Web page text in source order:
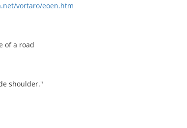
vortaro/eoen.htm
of a road
shoulder."